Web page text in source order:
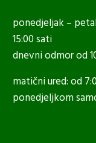
ponedjeljak –
15:00 sati
dnevni odmor od
matični ured: od
ponedjeljkom